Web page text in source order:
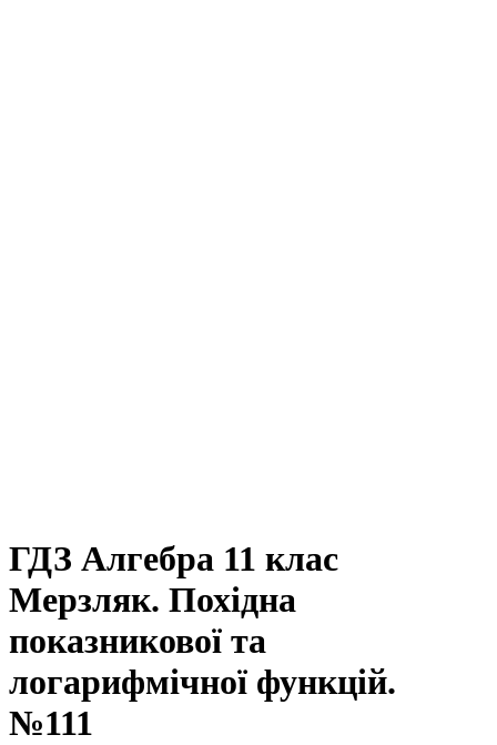
ГДЗ Алгебра 11 клас
Мерзляк. Похідна
показникової та
логарифмічної функцій.
№111